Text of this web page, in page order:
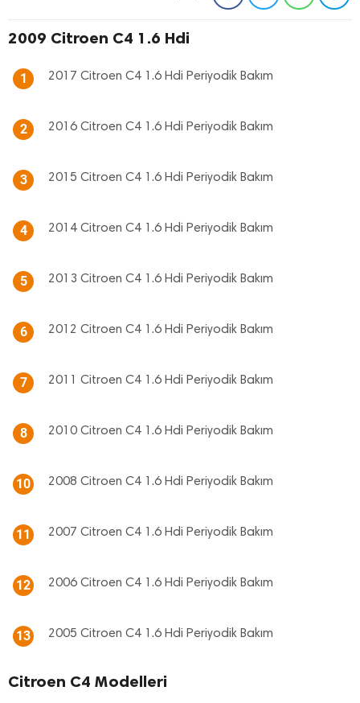
2009 Citroen C4 1.6 Hdi
1 2017 Citroen C4 1.6 Hdi Periyodik Bakım
2 2016 Citroen C4 1.6 Hdi Periyodik Bakım
3 2015 Citroen C4 1.6 Hdi Periyodik Bakım
4 2014 Citroen C4 1.6 Hdi Periyodik Bakım
5 2013 Citroen C4 1.6 Hdi Periyodik Bakım
6 2012 Citroen C4 1.6 Hdi Periyodik Bakım
7 2011 Citroen C4 1.6 Hdi Periyodik Bakım
8 2010 Citroen C4 1.6 Hdi Periyodik Bakım
10 2008 Citroen C4 1.6 Hdi Periyodik Bakım
11 2007 Citroen C4 1.6 Hdi Periyodik Bakım
12 2006 Citroen C4 1.6 Hdi Periyodik Bakım
13 2005 Citroen C4 1.6 Hdi Periyodik Bakım
Citroen C4 Modelleri